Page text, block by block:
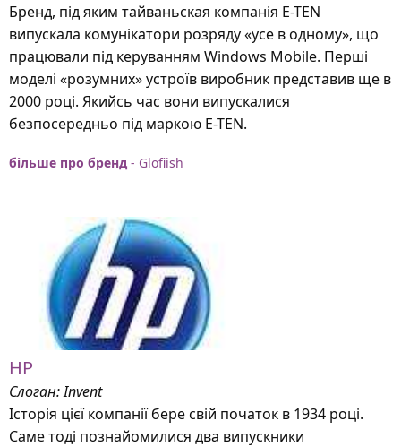
Бренд, під яким тайваньская компанія E-TEN
випускала комунікатори розряду «усе в одному», що
працювали під керуванням Windows Mobile. Перші
моделі «розумних» устроїв виробник представив ще в
2000 році. Якийсь час вони випускалися
безпосередньо під маркою E-TEN.
більше про бренд - Glofiish
HP
Слоган: Invent
Історія цієї компанії бере свій початок в 1934 році.
Саме тоді познайомилися два випускники